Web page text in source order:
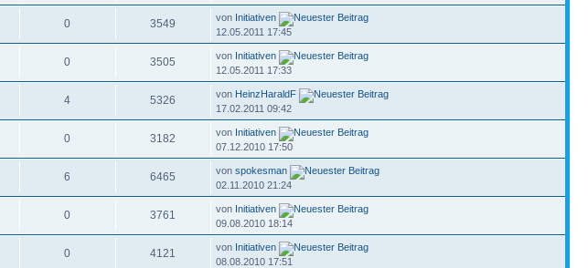
0 3549 von Initiativen
12.05.2011 17:45
0 3505 von Initiativen
12.05.2011 17:33
4 5326 von HeinzHaraldF
17.02.2011 09:42
0 3182 von Initiativen
07.12.2010 17:50
6 6465 vonspokesman
02.11.2010 21:24
0 3761 von Initiativen
09.08.2010 18:14
0 4121 von Initiativen
08.08.2010 17:51